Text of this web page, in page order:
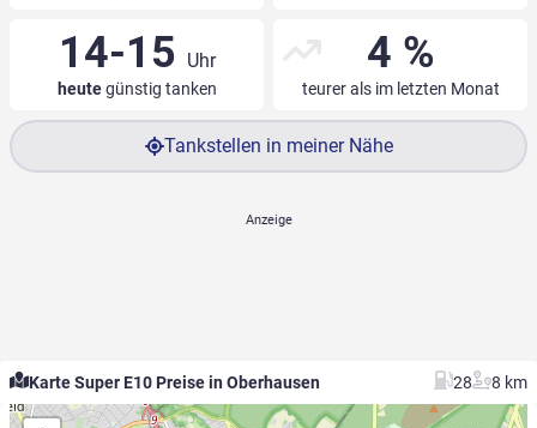
14-15 Uhr
heutegünstig tanken
4 %
teurer als im letzten Monat
Tankstellen in meiner Nähe
Karte Super E10 Preise in Oberhausen 28 8 km